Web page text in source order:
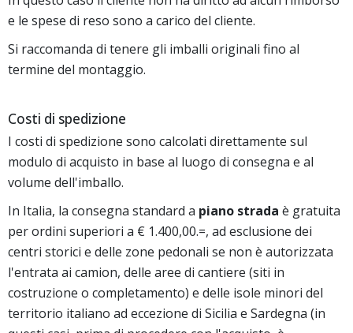
e le spese di reso sono a carico del cliente.
Si raccomanda di tenere gli imballi originali fino al
termine del montaggio.
Costi di spedizione
I costi di spedizione sono calcolati direttamente sul
modulo di acquisto in base al luogo di consegna e al
volume dell'imballo.
In Italia, la consegna standard a piano strada è gratuita
per ordini superiori a € 1.400,00.=, ad esclusione dei
centri storici e delle zone pedonali se non è autorizzata
l'entrata ai camion, delle aree di cantiere (siti in
costruzione o completamento) e delle isole minori del
territorio italiano ad eccezione di Sicilia e Sardegna (in